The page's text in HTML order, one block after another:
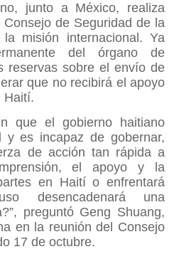
junto a México, realiza
de Seguridad de la
misión internacional. Ya
del órgano de
reservas sobre el envío de
que no recibirá el apoyo
Haití.
que el gobierno haitiano
y es incapaz de gobernar,
de acción tan rápida a
el apoyo y la
en Haití o enfrentará
desencadenará una
preguntó Geng Shuang,
en la reunión del Consejo
17 de octubre.